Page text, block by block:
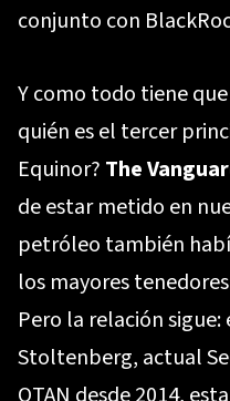
conjunto con
Y como todo tiene
quién es el tercer
Equinor? The
de estar metido en
petróleo también
los mayores
Pero la relación
Stoltenberg, actual